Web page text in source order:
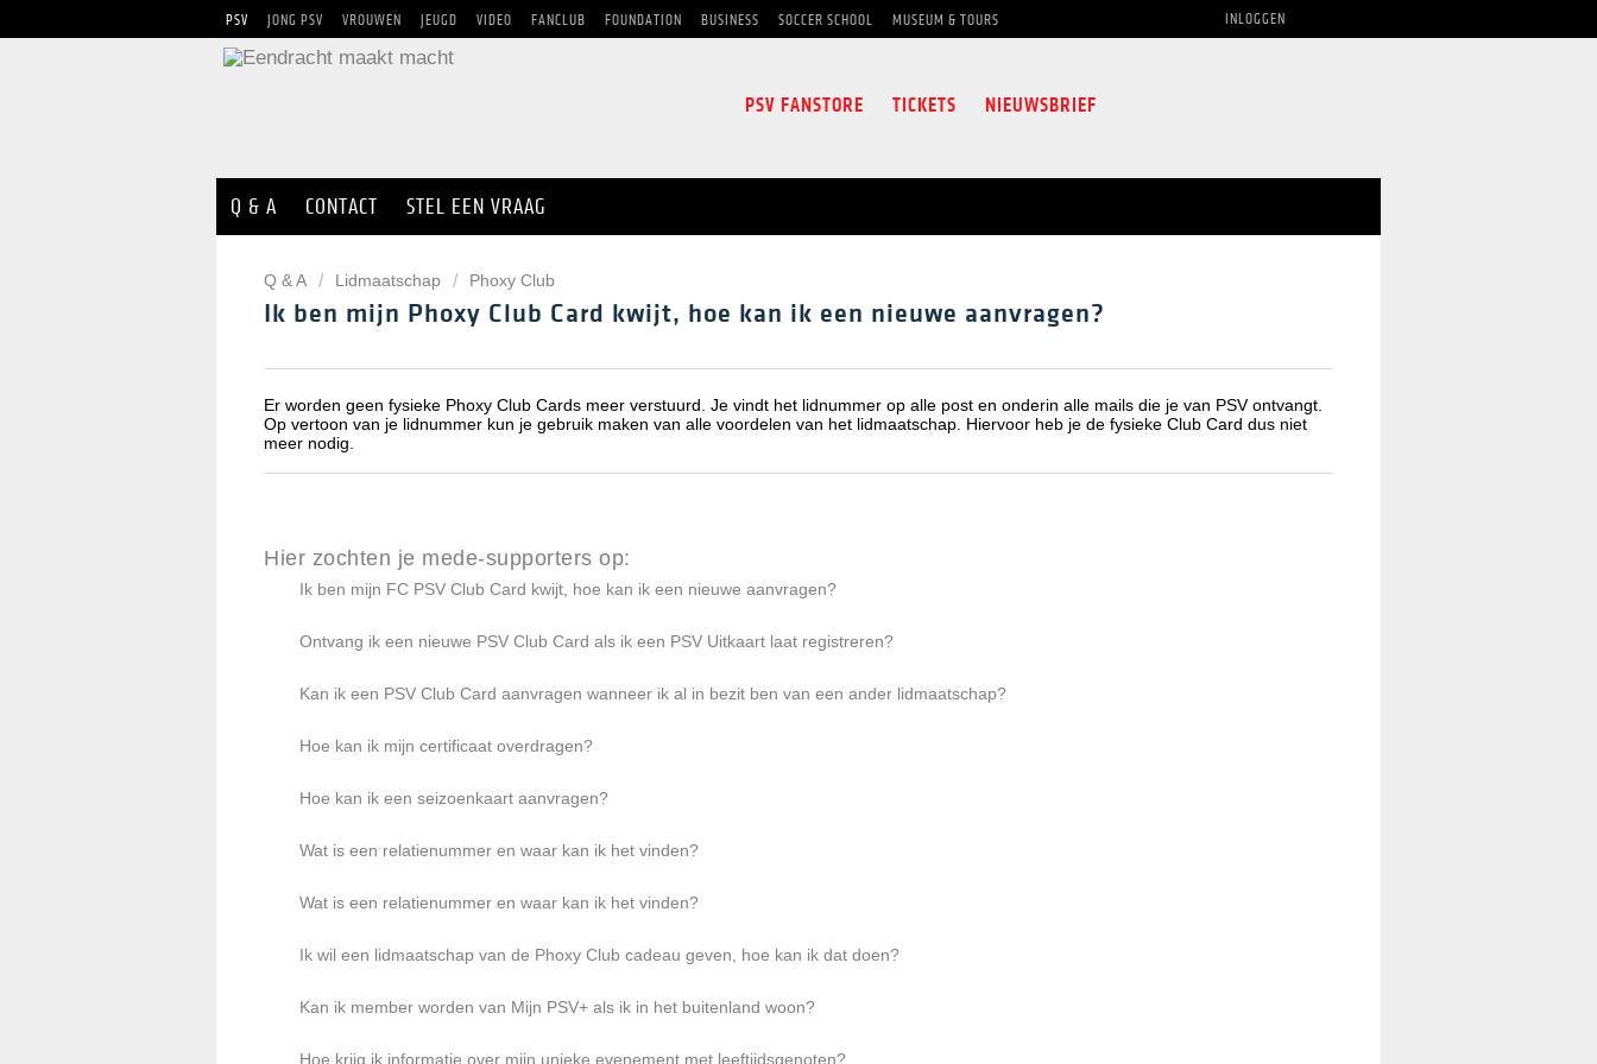
PSV JONG PSV VROUWEN JEUGD VIDEO FANCLUB FOUNDATION BUSINESS SOCCER SCHOOL MUSEUM & TOURS INLOGGEN
PSV FANSTORE TICKETS NIEUWSBRIEF
Q & A CONTACT STEL EEN VRAAG
Q & A Lidmaatschap Phoxy Club
Ik ben mijn Phoxy Club Card kwijt, hoe kan ik een nieuwe aanvragen?
Er worden geen fysieke Phoxy Club Cards meer verstuurd. Je vindt het lidnummer op alle post en onderin alle mails die je van PSV ontvangt.
Op vertoon van je lidnummer kun je gebruik maken van alle voordelen van het lidmaatschap. Hiervoor heb je de fysieke Club Card dus niet
meer nodig.
Hier zochten je mede-supporters op:
Ik ben mijn FC PSV Club Card kwijt, hoe kan ik een nieuwe aanvragen?
Ontvang ik een nieuwe PSV Club Card als ik een PSV Uitkaart laat registreren?
Kan ik een PSV Club Card aanvragen wanneer ik al in bezit ben van een ander lidmaatschap?
Hoe kan ik mijn certificaat overdragen?
Hoe kan ik een seizoenkaart aanvragen?
Wat is een relatienummer en waar kan ik het vinden?
Wat is een relatienummer en waar kan ik het vinden?
Ik wil een lidmaatschap van de Phoxy Club cadeau geven, hoe kan ik dat doen?
Kan ik member worden van Mijn PSV+ als ik in het buitenland woon?
Hoe krijg ik informatie over mijn unieke evenement met leeftijdsgenoten?